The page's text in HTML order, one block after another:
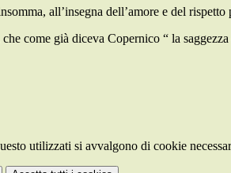
all’insegna dell’amore e del
come già diceva Copernico “ la
utilizzati si avvalgono di cookie